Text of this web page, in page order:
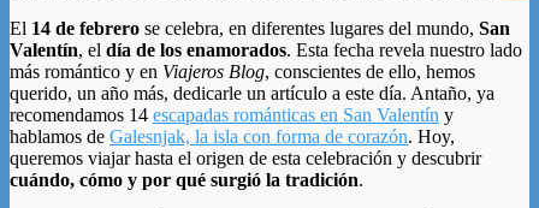
El 14 de febrero se celebra, en diferentes lugares del mundo, San
Valentín, el día de los enamorados. Esta fecha revela nuestro lado
más romántico y en Viajeros Blog, conscientes de ello, hemos
querido, un año más, dedicarle un artículo a este día. Antaño, ya
recomendamos 14 escapadas románticas en San Valentín y
hablamos de Galesnjak, la isla con forma de corazón. Hoy,
queremos viajar hasta el origen de esta celebración y descubrir
cuándo, cómo y por qué surgió la tradición.